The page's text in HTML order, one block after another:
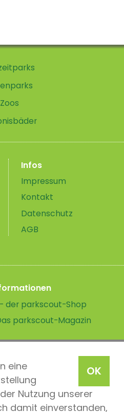
OK
eine
Nutzung unserer
damit einverstanden,
Zoos
Infos
Impressum
Kontakt
Datenschutz
AGB
- der parkscout-Shop
parkscout-Magazin